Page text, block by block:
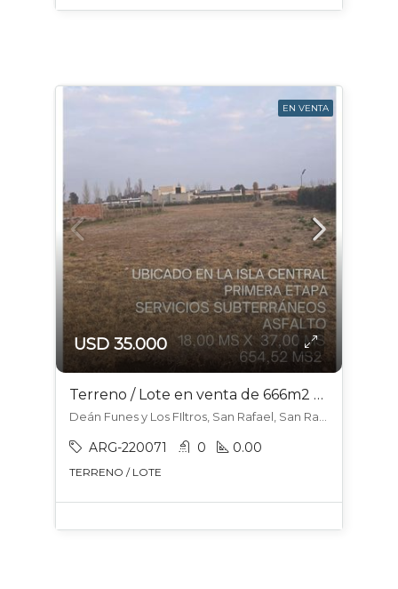
EN VENTA
USD 35.000
Terreno / Lote en venta de 666m2 ubicado en San Rafael
ARG-220071 0 0.00
TERRENO / LOTE